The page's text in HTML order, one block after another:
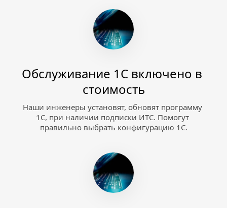
Обслуживание 1С включено в
стоимость
Наши инженеры установят, обновят программу
1С, при наличии подписки ИТС. Помогут
правильно выбрать конфигурацию 1С.